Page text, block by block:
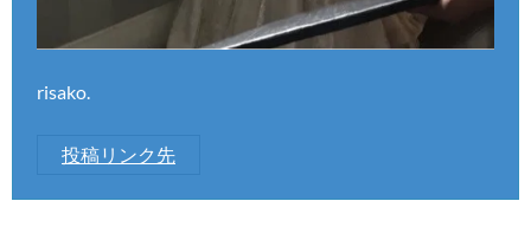
risako.
投稿リンク先